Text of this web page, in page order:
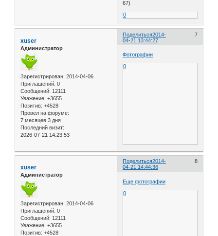
67)
0
Поделиться 7
2014-
04-21 13:44:27
xuser
Администратор
Зарегистрирован: 2014-04-06
Приглашений: 0
Сообщений: 12111
Уважение: +3655
Позитив: +4528
Провел на форуме:
7 месяцев 3 дня
Последний визит:
2026-07-21 14:23:53
Фотографии
0
Поделиться 8
2014-
04-21 14:44:36
xuser
Администратор
Зарегистрирован: 2014-04-06
Приглашений: 0
Сообщений: 12111
Уважение: +3655
Позитив: +4528
Еще фотографии
0